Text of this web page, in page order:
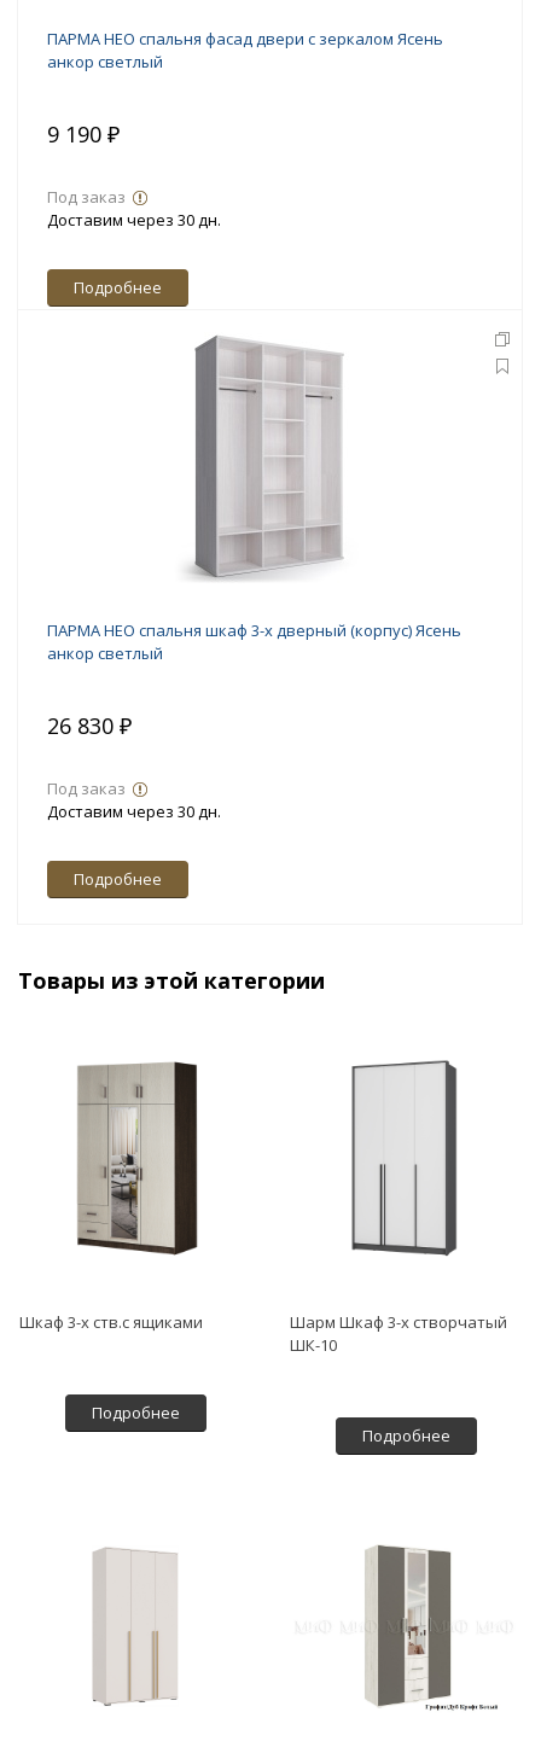
ПАРМА НЕО спальня фасад двери с зеркалом Ясень
анкор светлый
9 190 ₽
Под заказ
Доставим через 30 дн.
Подробнее
ПАРМА НЕО спальня шкаф 3-х дверный (корпус) Ясень
анкор светлый
26 830 ₽
Под заказ
Доставим через 30 дн.
Подробнее
Товары из этой категории
Шкаф 3-х ств.с ящиками
Подробнее
Шарм Шкаф 3-х створчатый
ШК-10
Подробнее